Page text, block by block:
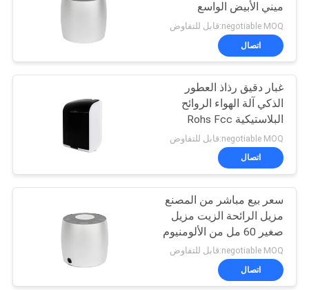
ميني الأبيض الواسع
negotiable MOQ:قابل للتفاوض
اتصال
غبار دقيق رذاذ العطور
الذكي آلة الهواء الروائح
البلاستيكية Rohs Fcc
الموافقة الرائحة
negotiable MOQ:قابل للتفاوض
اتصال
سعر بيع مباشر من المصنع
مزيل الرائحة الزيت مزيل
صغير 60 مل من الألومنيوم
negotiable MOQ:قابل للتفاوض
اتصال